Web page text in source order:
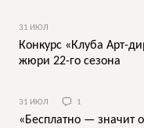
31 ИЮЛ
Конкурс «Клуба Арт-
жюри 22-го сезона
31 ИЮЛ 1
«Бесплатно — значит